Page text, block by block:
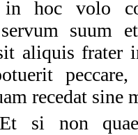
hoc volo
suum
aliquis frater
recedat sine
Et si non